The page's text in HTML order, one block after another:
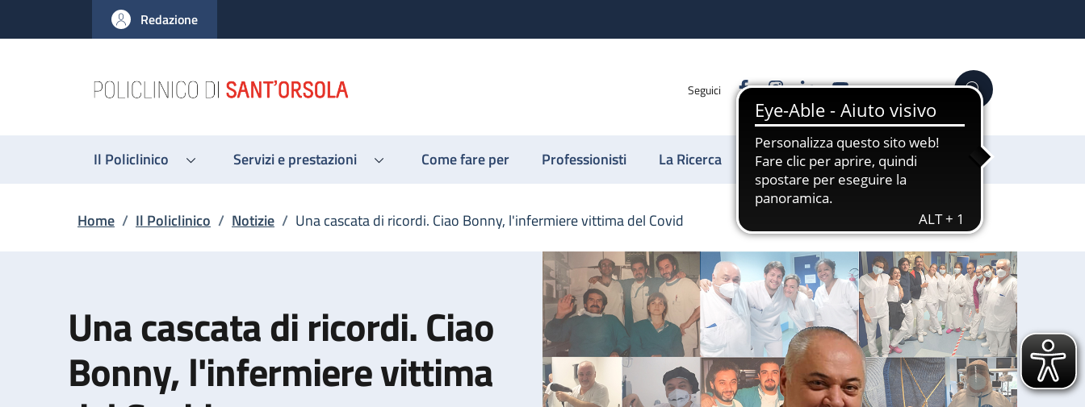
al contenuto principale
to footer content
Redazione
Seguici FacebookInstagram
LinkedinYouTube Cerca
Il Policlinico Servizi e prestazioni Come fare per Professionisti La Ricerca Sostienici
Briciole di pane
Home / Il Policlinico / Notizie / Una cascata di ricordi. Ciao Bonny, l'infermiere vittima del Covid
Una cascata di ricordi. Ciao
Bonny, l'infermiere vittima